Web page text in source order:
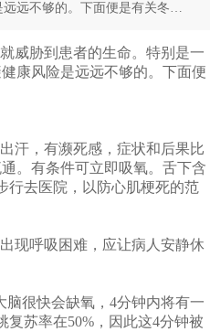
远不够的。下面便是有关冬季
威胁到患者的生命。特别是一
康风险是远远不够的。下面便
汗，有濒死感，症状和后果比
。有条件可立即吸氧。舌下含
行去医院，以防心肌梗死的范
现呼吸困难，应让病人安静休
很快会缺氧，4分钟内将有一
苏率在50%，因此这4分钟被